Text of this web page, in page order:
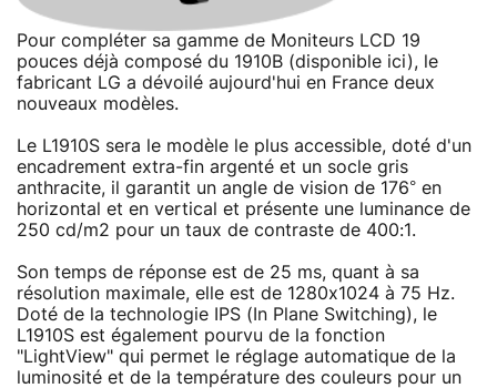
Pour compléter sa gamme de Moniteurs LCD 19
pouces déjà composé du 1910B (disponible ici), le
fabricant LG a dévoilé aujourd'hui en France deux
nouveaux modèles.
Le L1910S sera le modèle le plus accessible, doté d'un
encadrement extra-fin argenté et un socle gris
anthracite, il garantit un angle de vision de 176° en
horizontal et en vertical et présente une luminance de
250 cd/m2 pour un taux de contraste de 400:1.
Son temps de réponse est de 25 ms, quant à sa
résolution maximale, elle est de 1280x1024 à 75 Hz.
Doté de la technologie IPS (In Plane Switching), le
L1910S est également pourvu de la fonction
"LightView" qui permet le réglage automatique de la
luminosité et de la température des couleurs pour un